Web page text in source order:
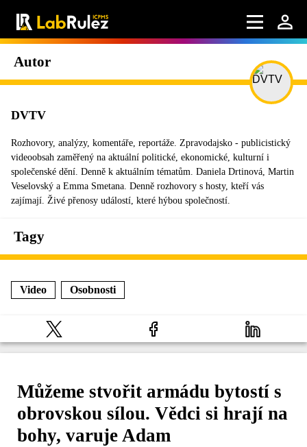
Autor
DVTV
Rozhovory, analýzy, komentáře, reportáže. Zpravodajsko - publicistický
videoobsah zaměřený na aktuální politické, ekonomické, kulturní i
společenské dění. Denně k aktuálním tématům. Daniela Drtinová, Martin
Veselovský a Emma Smetana. Denně rozhovory s hosty, kteří vás
zajímají. Živé přenosy událostí, které hýbou společností.
Tagy
Video Osobnosti
Můžeme stvořit armádu bytostí s
obrovskou sílou. Vědci si hrají na
bohy, varuje Adam